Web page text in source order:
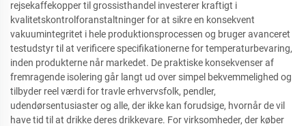
rejsekaffekopper til grossisthandel investerer kraftigt i
kvalitetskontrolforanstaltninger for at sikre en konsekvent
vakuumintegritet i hele produktionsprocessen og bruger avanceret
testudstyr til at verificere specifikationerne for temperaturbevaring,
inden produkterne når markedet. De praktiske konsekvenser af
fremragende isolering går langt ud over simpel bekvemmelighed og
tilbyder reel værdi for travle erhvervsfolk, pendler,
udendørsentusiaster og alle, der ikke kan forudsige, hvornår de vil
have tid til at drikke deres drikkevare. For virksomheder, der køber